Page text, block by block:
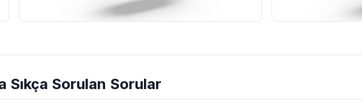
Sıkça Sorulan Sorular